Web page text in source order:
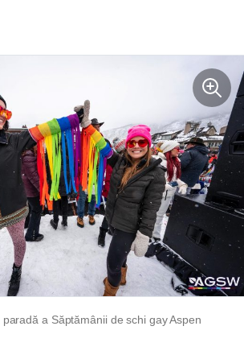
a Săptămânii de schi gay Aspen